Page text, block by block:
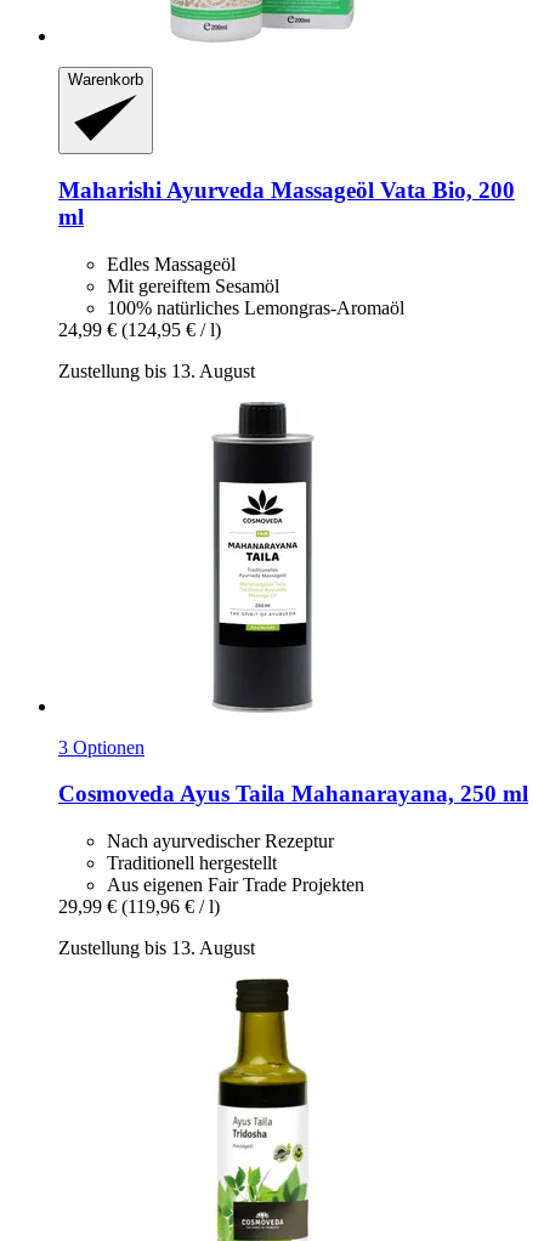
Warenkorb
Maharishi Ayurveda Massageöl Vata Bio, 200
ml
Edles Massageöl
Mit gereiftem Sesamöl
100% natürliches Lemongras-Aromaöl
24,99 € (124,95 € / l)
Zustellung bis 13. August
3 Optionen
CosmovedaAyus Taila Mahanarayana, 250 ml
Nach ayurvedischer Rezeptur
Traditionell hergestellt
Aus eigenen Fair Trade Projekten
29,99 € (119,96 € / l)
Zustellung bis 13. August